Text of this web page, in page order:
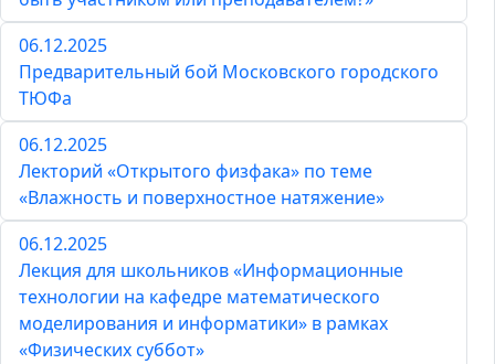
06.12.2025
Предварительный бой Московского городского
ТЮФа
06.12.2025
Лекторий «Открытого физфака» по теме
«Влажность и поверхностное натяжение»
06.12.2025
Лекция для школьников «Информационные
технологии на кафедре математического
моделирования и информатики» в рамках
«Физических суббот»